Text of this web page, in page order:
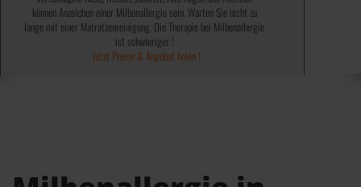
können Anzeichen einer Milbenallergie sein. Warten Sie nicht zu
lange mit einer Matratzenreinigung. Die Therapie bei Milbenallergie
ist schwieriger !
Jetzt Preise & Angebot holen !
✓ Abtöten von 99,9% Bakterien, Keime, Viren und Sporen ✓
✓ Wird von einigen Kassen bezahlt ✓
Jetzt Preise & Angebot holen !
✓ 100% ohne chemische Mittel ✓
✓ Keine teuren Spray´s notwendig ✓
✓ Kosten steuerlich absetzbar ✓
Jetzt Preise & Angebot holen !